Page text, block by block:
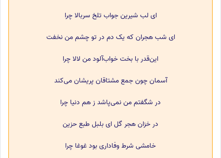
ای لب شیرین جواب تلخ سربالا چرا
ای شب هجران که یک دم در تو چشم من نخفت
این‌قدر با بخت خواب‌آلود من لالا چرا
آسمان چون جمع مشتاقان پریشان می‌کند
در شگفتم من نمی‌پاشد ز هم دنیا چرا
در خزان هجر گل ای بلبل طبع حزین
خامشی شرط وفاداری بود غوغا چرا